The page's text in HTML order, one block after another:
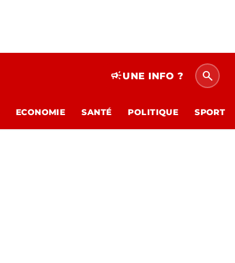
campaignUNE INFO ? search
ECONOMIE SANTÉ POLITIQUE SPORT